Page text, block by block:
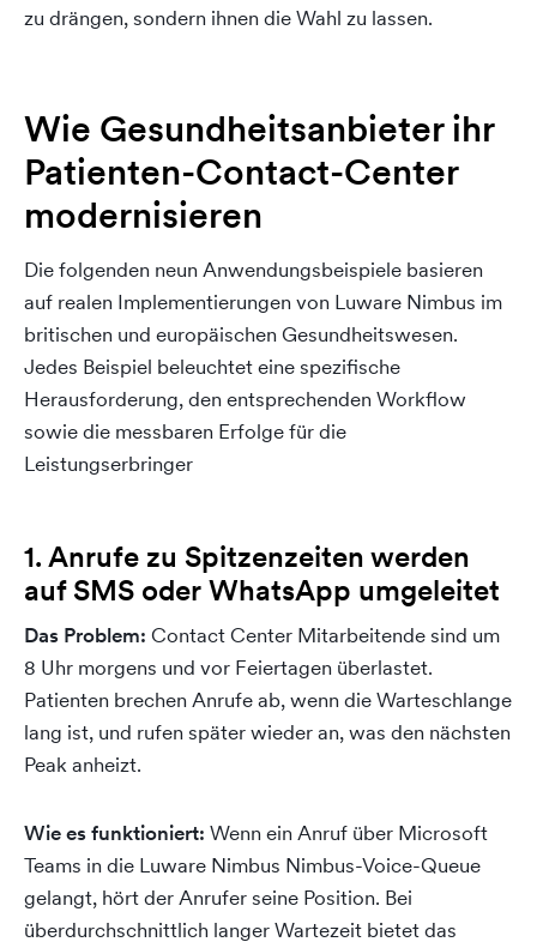
zu drängen, sondern ihnen die Wahl zu lassen.
Wie Gesundheitsanbieter ihr
Patienten-Contact-Center
modernisieren
Die folgenden neun Anwendungsbeispiele basieren
auf realen Implementierungen von Luware Nimbus im
britischen und europäischen Gesundheitswesen.
Jedes Beispiel beleuchtet eine spezifische
Herausforderung, den entsprechenden Workflow
sowie die messbaren Erfolge für die
Leistungserbringer
1. Anrufe zu Spitzenzeiten werden
auf SMS oder WhatsApp umgeleitet
Das Problem: Contact Center Mitarbeitende sind um
8 Uhr morgens und vor Feiertagen überlastet.
Patienten brechen Anrufe ab, wenn die Warteschlange
lang ist, und rufen später wieder an, was den nächsten
Peak anheizt.
Wie es funktioniert: Wenn ein Anruf über Microsoft
Teams in die Luware Nimbus Nimbus-Voice-Queue
gelangt, hört der Anrufer seine Position. Bei
überdurchschnittlich langer Wartezeit bietet das